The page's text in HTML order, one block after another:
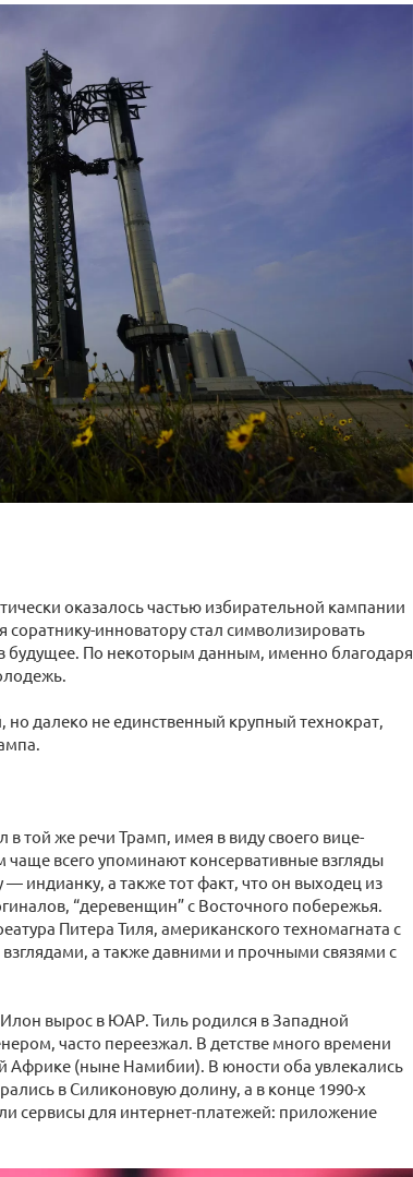
оказалось частью избирательной кампании
инноватору стал символизировать
будущее. По некоторым данным, именно благодаря
далеко не единственный крупный технократ,
той же речи Трамп, имея в виду своего вице-
всего упоминают консервативные взгляды
индианку, а также тот факт, что он выходец из
“деревенщин” с Восточного побережья.
Питера Тиля, американского техномагната с
а также давними и прочными связями с
вырос в ЮАР. Тиль родился в Западной
часто переезжал. В детстве много времени
(ныне Намибии). В юности оба увлекались
в Силиконовую долину, а в конце 1990-х
сервисы для интернет-платежей: приложение